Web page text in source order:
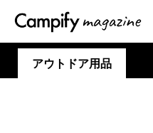
アウトドア用品